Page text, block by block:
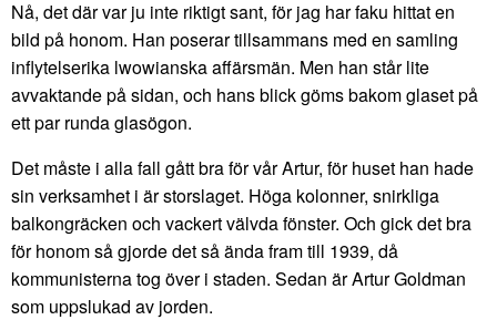
Nå, det där var ju inte riktigt sant, för jag har faku hittat en
bild på honom. Han poserar tillsammans med en samling
inflytelserika lwowianska affärsmän. Men han står lite
avvaktande på sidan, och hans blick göms bakom glaset på
ett par runda glasögon.
Det måste i alla fall gått bra för vår Artur, för huset han hade
sin verksamhet i är storslaget. Höga kolonner, snirkliga
balkongräcken och vackert välvda fönster. Och gick det bra
för honom så gjorde det så ända fram till 1939, då
kommunisterna tog över i staden. Sedan är Artur Goldman
som uppslukad av jorden.